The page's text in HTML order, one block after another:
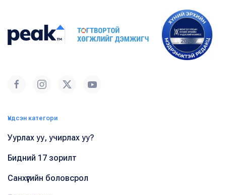
Үндсэн категори
Уурлах уу, учирлах уу?
Бидний 17 зорилт
Санхүүгийн боловсрол